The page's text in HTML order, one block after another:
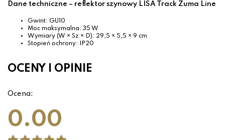
Dane techniczne – reflektor szynowy LISA Track Zuma Line
Gwint: GU10
Moc maksymalna: 35 W
Wymiary (W × Sz × D): 29,5 × 5,5 × 9 cm
Stopień ochrony: IP20
OCENY I OPINIE
Ocena:
0.00